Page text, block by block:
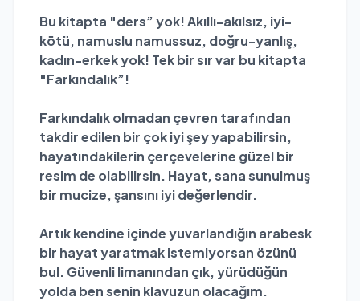
Bu kitapta "ders” yok! Akıllı-akılsız, iyi-
kötü, namuslu namussuz, doğru-yanlış,
kadın-erkek yok! Tek bir sır var bu kitapta
"Farkındalık”!
Farkındalık olmadan çevren tarafından
takdir edilen bir çok iyi şey yapabilirsin,
hayatındakilerin çerçevelerine güzel bir
resim de olabilirsin. Hayat, sana sunulmuş
bir mucize, şansını iyi değerlendir.
Artık kendine içinde yuvarlandığın arabesk
bir hayat yaratmak istemiyorsan özünü
bul. Güvenli limanından çık, yürüdüğün
yolda ben senin klavuzun olacağım.